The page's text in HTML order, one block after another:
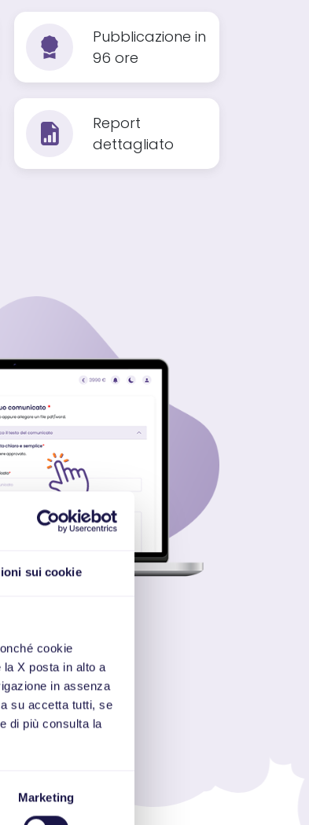
sui cookie
cookie
X posta in alto a
in assenza
su accetta tutti, se
di più consulta la
Marketing
Pubblicazione in
96 ore
Report
dettagliato